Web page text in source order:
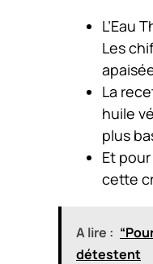
L’Eau
Les
La
huile
plus
Et
cette
A lire :
détestent